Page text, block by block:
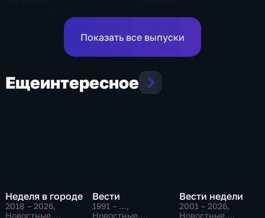
Показать все выпуски
Ещеинтересное
Неделя в городе
2018 – 2026,
Новостные,
Вести
1991 – …,
Новостные,
Вести недели
2001 – 2026,
Новостные,